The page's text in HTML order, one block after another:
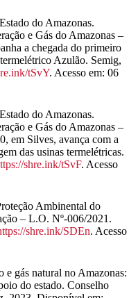
do Amazonas.
e Gás do Amazonas –
a chegada do primeiro
Azulão. Semig,
tSvY. Acesso em: 06
do Amazonas.
e Gás do Amazonas –
em Silves, avança com a
das usinas termelétricas.
shre.ink/tSvF. Acesso
Ambinental do
– L.O. Nº-006/2021.
shre.ink/SDEn. Acesso
gás natural no Amazonas:
do estado. Conselho